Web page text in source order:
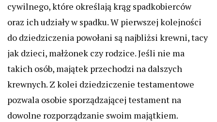
cywilnego, które określają krąg spadkobierców
oraz ich udziały w spadku. W pierwszej kolejności
do dziedziczenia powołani są najbliżsi krewni, tacy
jak dzieci, małżonek czy rodzice. Jeśli nie ma
takich osób, majątek przechodzi na dalszych
krewnych. Z kolei dziedziczenie testamentowe
pozwala osobie sporządzającej testament na
dowolne rozporządzanie swoim majątkiem.